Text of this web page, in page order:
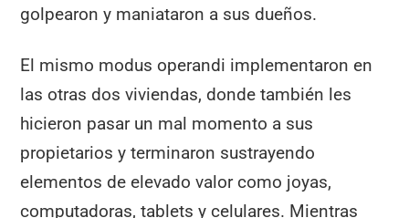
golpearon y maniataron a sus dueños.
El mismo modus operandi implementaron en
las otras dos viviendas, donde también les
hicieron pasar un mal momento a sus
propietarios y terminaron sustrayendo
elementos de elevado valor como joyas,
computadoras, tablets y celulares. Mientras